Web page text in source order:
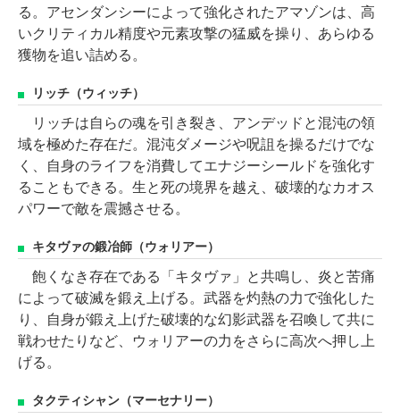
る。アセンダンシーによって強化されたアマゾンは、高
いクリティカル精度や元素攻撃の猛威を操り、あらゆる
獲物を追い詰める。
リッチ（ウィッチ）
リッチは自らの魂を引き裂き、アンデッドと混沌の領
域を極めた存在だ。混沌ダメージや呪詛を操るだけでな
く、自身のライフを消費してエナジーシールドを強化す
ることもできる。生と死の境界を越え、破壊的なカオス
パワーで敵を震撼させる。
キタヴァの鍛冶師（ウォリアー）
飽くなき存在である「キタヴァ」と共鳴し、炎と苦痛
によって破滅を鍛え上げる。武器を灼熱の力で強化した
り、自身が鍛え上げた破壊的な幻影武器を召喚して共に
戦わせたりなど、ウォリアーの力をさらに高次へ押し上
げる。
タクティシャン（マーセナリー）